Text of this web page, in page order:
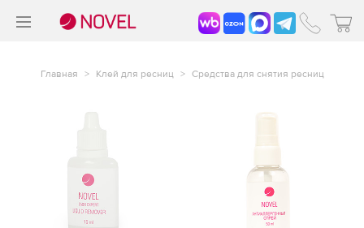
Главная > Клей для ресниц > Средства для снятия ресниц